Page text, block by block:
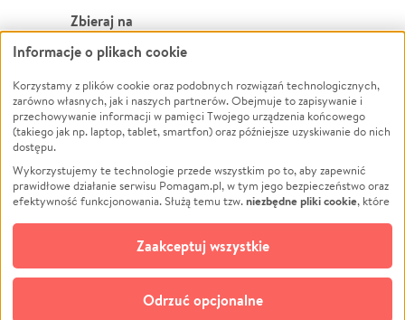
Zbieraj na
Leczenie
Zwierzęta
Pożar
Ukraina
Pomoc Finansowa
Projekty
Pogrzeb
Społeczność lokalna
Kultura
Powódź
Wichura
NGO
Edukacja
Podróż
Impreza
Ochrona środowiska
Biznes
Informacje o plikach cookie
Korzystamy z plików cookie oraz podobnych rozwiązań technologicznych,
zarówno własnych, jak i naszych partnerów. Obejmuje to zapisywanie i
przechowywanie informacji w pamięci Twojego urządzenia końcowego
(takiego jak np. laptop, tablet, smartfon) oraz późniejsze uzyskiwanie do nich
dostępu.
Wykorzystujemy te technologie przede wszystkim po to, aby zapewnić
prawidłowe działanie serwisu Pomagam.pl, w tym jego bezpieczeństwo oraz
efektywność funkcjonowania. Służą temu tzw.niezbędne pliki cookie, które
opcjonalnych plików cookie
technologii do celów analitycznych i retargetingowych. Możesz wyrazić
zgodę na ich stosowanie lub jej odmówić. W dowolnym momencie masz
możliwość zmiany swoich preferencji na stronie „Zarządzaj zgodami cookie”,
do której link znajdziesz w stopce serwisu Pomagam.pl. Opcjonalne pliki
Odrzuć opcjonalne
Zaakceptuj wszystkie